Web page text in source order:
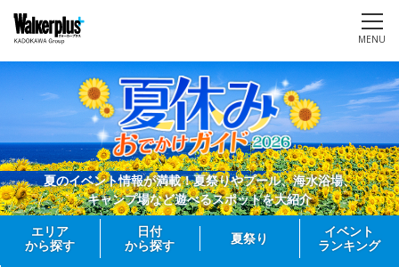
MENU
夏のイベント情報が満載！夏祭りやプール、海水浴場、
キャンプ場など遊べるスポットを大紹介
エリア
から探す
日付
から探す
夏祭り
イベント
ランキング